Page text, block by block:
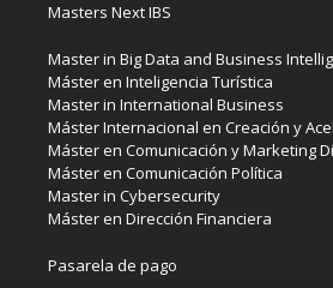
Masters Next IBS
Master in Big Data and Business
Máster en Inteligencia Turística
Master in International Business
Máster Internacional en Creación y
Máster en Comunicación y Marketing
Máster en Comunicación Política
Master in Cybersecurity
Máster en Dirección Financiera
Pasarela de pago